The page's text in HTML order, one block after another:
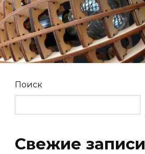
Поиск
Свежие записи